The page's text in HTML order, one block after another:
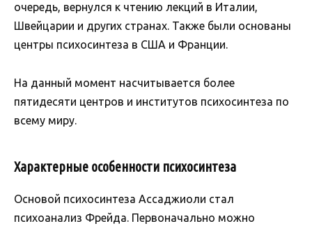
очередь, вернулся к чтению лекций в Италии,
Швейцарии и других странах. Также были основаны
центры психосинтеза в США и Франции.
На данный момент насчитывается более
пятидесяти центров и институтов психосинтеза по
всему миру.
Характерные особенности психосинтеза
Основой психосинтеза Ассаджиоли стал
психоанализ Фрейда. Первоначально можно